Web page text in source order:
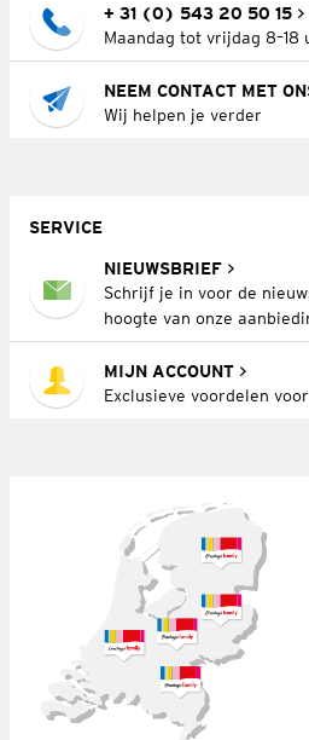
+ 31 (0) 543 20 50 15
Maandag tot vrijdag 8–18
NEEM CONTACT MET
Wij helpen je verder
SERVICE
NIEUWSBRIEF
Schrijf je in voor de
hoogte van onze
MIJN ACCOUNT
Exclusieve voordelen